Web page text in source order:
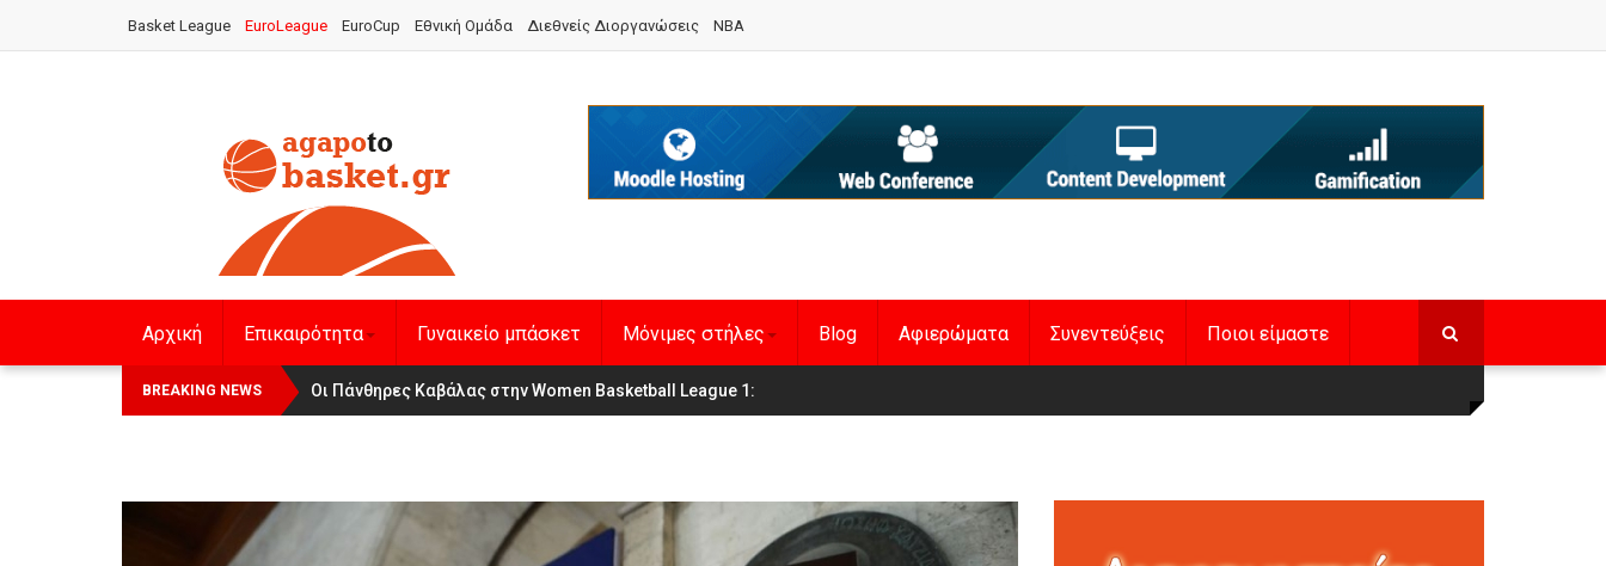
Basket League EuroLeague EuroCup Εθνική Ομάδα Διεθνείς Διοργανώσεις NBA
Αρχική Επικαιρότητα Γυναικείο μπάσκετ Μόνιμες στήλες Blog Αφιερώματα Συνεντεύξεις Ποιοι είμαστε
BREAKING NEWS Οι Πάνθηρες Καβάλας στην Women Basketball League 1 :
Αναχώρησε για τα Γιάννενα η Εθνική Γυναικών: